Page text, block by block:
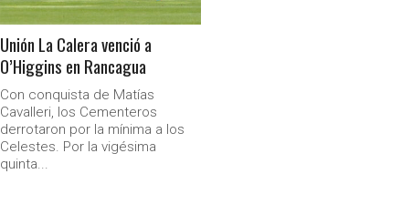
Unión La Calera venció a
O’Higgins en Rancagua
Con conquista de Matías
Cavalleri, los Cementeros
derrotaron por la mínima a los
Celestes. Por la vigésima
quinta...